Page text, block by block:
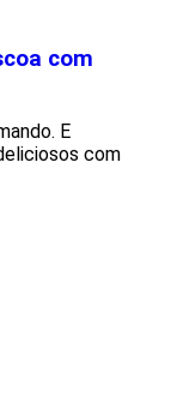
com
E
com